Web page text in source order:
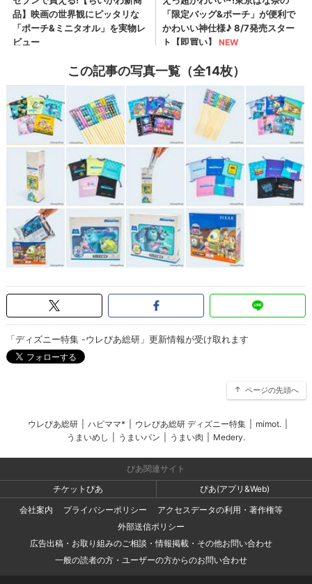
この記事の写真一覧（全14枚）
「ディズニー特集 -ウレぴあ総研」更新情報が受け取れます
ページの先頭へ
ウレぴあ総研 ハピママ* ウレぴあ総研 ディズニー特集 mimot.
うまいめし
うまいパン うまい肉 Medery.
ぴあ関連サイト
チケットぴあ
ぴあ(アプリ&Web)
会社案内
プライバシーポリシー
アクセスデータの利用・著作権等
外部送信ポリシー
広告出稿・お取り組みのご相談・情報掲載・その他お問い合わせ
一般の読者の方・ユーザーの方からのお問い合わせ